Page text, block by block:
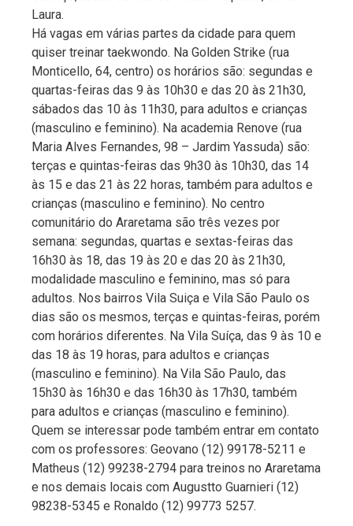
Laura.
Há vagas em várias partes da cidade para quem
quiser treinar taekwondo. Na Golden Strike (rua
Monticello, 64, centro) os horários são: segundas e
quartas-feiras das 9 às 10h30 e das 20 às 21h30,
sábados das 10 às 11h30, para adultos e crianças
(masculino e feminino). Na academia Renove (rua
Maria Alves Fernandes, 98 – Jardim Yassuda) são:
terças e quintas-feiras das 9h30 às 10h30, das 14
às 15 e das 21 às 22 horas, também para adultos e
crianças (masculino e feminino). No centro
comunitário do Araretama são três vezes por
semana: segundas, quartas e sextas-feiras das
16h30 às 18, das 19 às 20 e das 20 às 21h30,
modalidade masculino e feminino, mas só para
adultos. Nos bairros Vila Suiça e Vila São Paulo os
dias são os mesmos, terças e quintas-feiras, porém
com horários diferentes. Na Vila Suíça, das 9 às 10 e
das 18 às 19 horas, para adultos e crianças
(masculino e feminino). Na Vila São Paulo, das
15h30 às 16h30 e das 16h30 às 17h30, também
para adultos e crianças (masculino e feminino).
Quem se interessar pode também entrar em contato
com os professores: Geovano (12) 99178-5211 e
Matheus (12) 99238-2794 para treinos no Araretama
e nos demais locais com Augustto Guarnieri (12)
98238-5345 e Ronaldo (12) 99773 5257.